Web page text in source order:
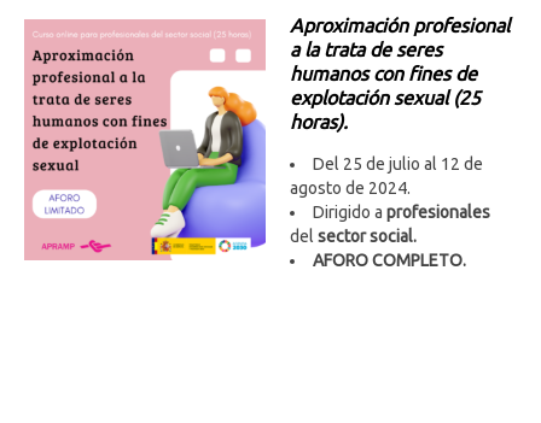
Aproximación profesional
a la trata de seres
humanos con fines de
explotación sexual (25
horas).
Del 25 de julio al 12 de
agosto de 2024.
Dirigido a profesionales
del sector social.
AFORO COMPLETO.